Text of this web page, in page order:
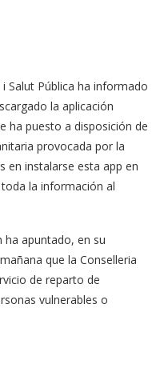
Salut Pública ha informado
la aplicación
ha puesto a disposición de
provocada por la
en instalarse esta app en
la información al
ha apuntado, en su
que la Conselleria
de reparto de
vulnerables o